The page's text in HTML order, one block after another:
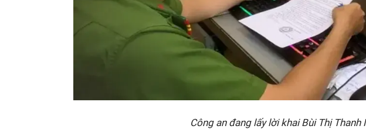
Công an đang lấy lời khai Bùi Thị Thanh